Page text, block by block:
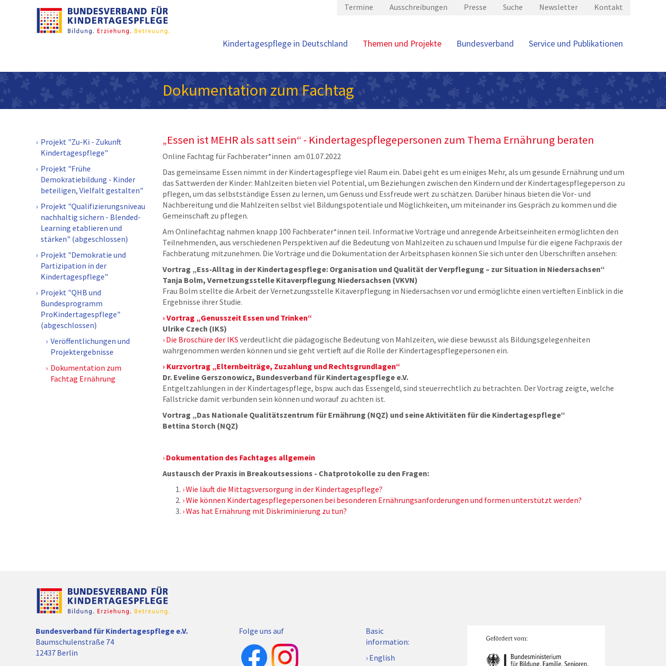
Termine Ausschreibungen Presse Suche Newsletter Kontakt
Kindertagespflege in Deutschland Themen und Projekte Bundesverband Service und Publikationen
Dokumentation zum Fachtag
Projekt "Zu-Ki - Zukunft
Kindertagespflege"
Projekt "Frühe
Demokratiebildung - Kinder
beteiligen, Vielfalt gestalten"
Projekt "Qualifizierungsniveau
nachhaltig sichern - Blended-
Learning etablieren und
stärken" (abgeschlossen)
Projekt "Demokratie und
Partizipation in der
Kindertagespflege"
Projekt "QHB und
Bundesprogramm
ProKindertagespflege"
(abgeschlossen)
Veröffentlichungen und
Projektergebnisse
Dokumentation zum
Fachtag Ernährung
„Essen ist MEHR als satt sein“ - Kindertagespflegepersonen zum Thema Ernährung beraten
Online Fachtag für Fachberater*innen am 01.07.2022
Das gemeinsame Essen nimmt in der Kindertagespflege viel Raum ein. Dabei geht es um einiges Mehr, als um gesunde Ernährung und um
das Sattwerden der Kinder: Mahlzeiten bieten viel Potential, um Beziehungen zwischen den Kindern und der Kindertagespflegeperson zu
pflegen, um das selbstständige Essen zu lernen, um Genuss und Essfreude wert zu schätzen. Darüber hinaus bieten die Vor- und
Nachbereitung und die Mahlzeiten selbst viel Bildungspotentiale und Möglichkeiten, um miteinander ins Gespräch zu kommen und die
Gemeinschaft zu pflegen.
Am Onlinefachtag nahmen knapp 100 Fachberater*innen teil. Informative Vorträge und anregende Arbeitseinheiten ermöglichten den
Teilnehmenden, aus verschiedenen Perspektiven auf die Bedeutung von Mahlzeiten zu schauen und Impulse für die eigene Fachpraxis der
Fachberatung mitzunehmen. Die Vorträge und die Dokumentation der Arbeitsphasen können Sie sich unter den Überschriften ansehen:
Vortrag „Ess-Alltag in der Kindertagespflege: Organisation und Qualität der Verpflegung – zur Situation in Niedersachsen“
Tanja Bolm, Vernetzungsstelle Kitaverpflegung Niedersachsen (VKVN)
Frau Bolm stellte die Arbeit der Vernetzungsstelle Kitaverpflegung in Niedersachsen vor und ermöglichte einen vertieften Einblick in die
Ergebnisse ihrer Studie.
Vortrag „Genusszeit Essen und Trinken“
Ulrike Czech (IKS)
Die Broschüre der IKS verdeutlicht die pädagogische Bedeutung von Mahlzeiten, wie diese bewusst als Bildungsgelegenheiten
wahrgenommen werden können und sie geht vertieft auf die Rolle der Kindertagespflegepersonen ein.
Kurzvortrag „Elternbeiträge, Zuzahlung und Rechtsgrundlagen“
Dr. Eveline Gerszonowicz, Bundesverband für Kindertagespflege e.V.
Entgeltzahlungen in der Kindertagespflege, bspw. auch das Essengeld, sind steuerrechtlich zu betrachten. Der Vortrag zeigte, welche
Fallstricke damit verbunden sein können und worauf zu achten ist.
Vortrag „Das Nationale Qualitätszentrum für Ernährung (NQZ) und seine Aktivitäten für die Kindertagespflege“
Bettina Storch (NQZ)
Dokumentation des Fachtages allgemein
Austausch der Praxis in Breakoutsessions - Chatprotokolle zu den Fragen:
Wie läuft die Mittagsversorgung in der Kindertagespflege?
Wie können Kindertagespflegepersonen bei besonderen Ernährungsanforderungen und formen unterstützt werden?
Was hat Ernährung mit Diskriminierung zu tun?
Bundesverband für Kindertagespflege e.V.
Baumschulenstraße 74
12437 Berlin
Folge uns auf
Basic
information:
English